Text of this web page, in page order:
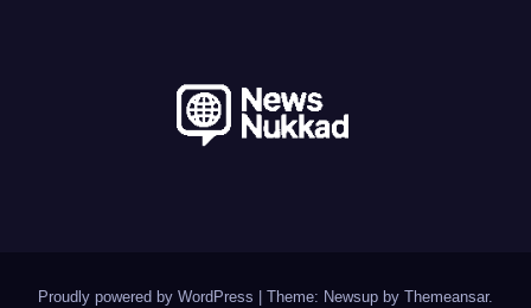
Proudly powered by WordPress | Theme: Newsup by Themeansar.